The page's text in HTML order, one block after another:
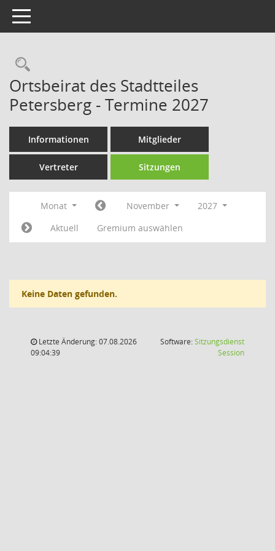
Toggle navigation
Rechercheauswahl
Ortsbeirat des Stadtteiles
Petersberg - Termine 2027
Informationen Mitglieder
Vertreter Sitzungen
Monat November
2027
Aktuell
Gremium auswählen
Keine Daten gefunden.
Letzte Änderung: 07.08.2026
09:04:39
Software:Sitzungsdienst
Session(Wird in